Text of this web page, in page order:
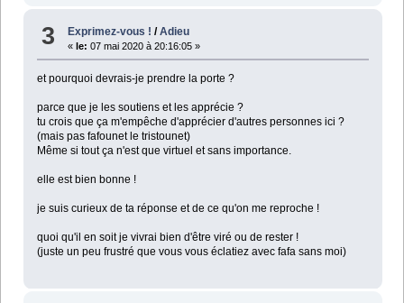
3 Exprimez-vous ! /Adieu
«le: 07 mai 2020 à 20:16:05 »
et pourquoi devrais-je prendre la porte ?
parce que je les soutiens et les apprécie ?
tu crois que ça m'empêche d'apprécier d'autres personnes ici ?
(mais pas fafounet le tristounet)
Même si tout ça n'est que virtuel et sans importance.
elle est bien bonne !
je suis curieux de ta réponse et de ce qu'on me reproche !
quoi qu'il en soit je vivrai bien d'être viré ou de rester !
(juste un peu frustré que vous vous éclatiez avec fafa sans moi)